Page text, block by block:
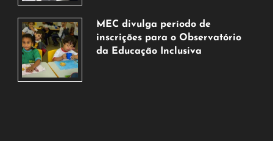
de
agosto
de
MEC divulga período de
inscrições para o Observatório
da Educação Inclusiva